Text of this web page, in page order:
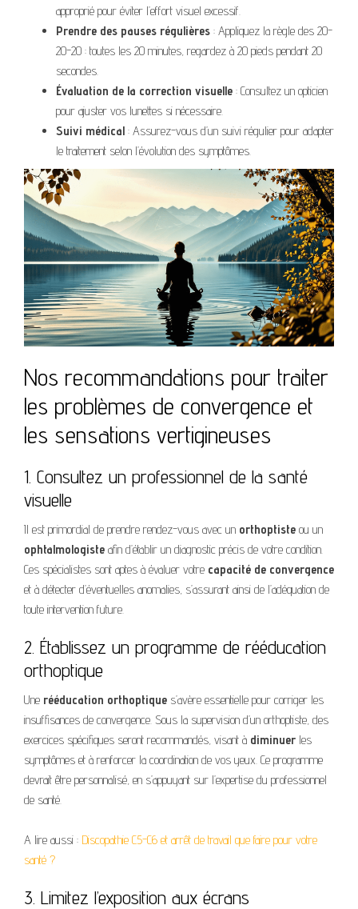
approprié pour éviter l’effort visuel excessif.
Prendre des pauses régulières : Appliquez la règle des 20-
20-20 : toutes les 20 minutes, regardez à 20 pieds pendant 20
secondes.
Évaluation de la correction visuelle : Consultez un opticien
pour ajuster vos lunettes si nécessaire.
Suivi médical : Assurez-vous d’un suivi régulier pour adapter
le traitement selon l’évolution des symptômes.
Nos recommandations pour traiter
les problèmes de convergence et
les sensations vertigineuses
1. Consultez un professionnel de la santé
visuelle
Il est primordial de prendre rendez-vous avec un orthoptiste ou un
ophtalmologiste afin d’établir un diagnostic précis de votre condition.
Ces spécialistes sont aptes à évaluer votre capacité de convergence
et à détecter d’éventuelles anomalies, s’assurant ainsi de l’adéquation de
toute intervention future.
2. Établissez un programme de rééducation
orthoptique
Une rééducation orthoptique s’avère essentielle pour corriger les
insuffisances de convergence. Sous la supervision d’un orthoptiste, des
exercices spécifiques seront recommandés, visant à diminuer les
symptômes et à renforcer la coordination de vos yeux. Ce programme
devrait être personnalisé, en s’appuyant sur l’expertise du professionnel
de santé.
A lire aussi : Discopathie C5-C6 et arrêt de travail que faire pour votre
santé ?
3. Limitez l’exposition aux écrans